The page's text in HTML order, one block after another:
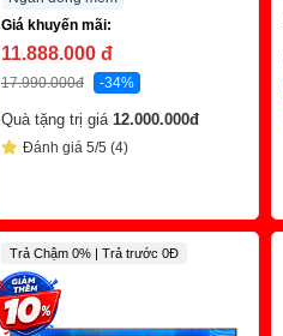
Giá khuyến mãi:
11.888.000 đ
17.990.000đ -34%
Quà tặng trị giá 12.000.000đ
Đánh giá 5/5 (4)
Trả Chậm 0% | Trả trước 0Đ